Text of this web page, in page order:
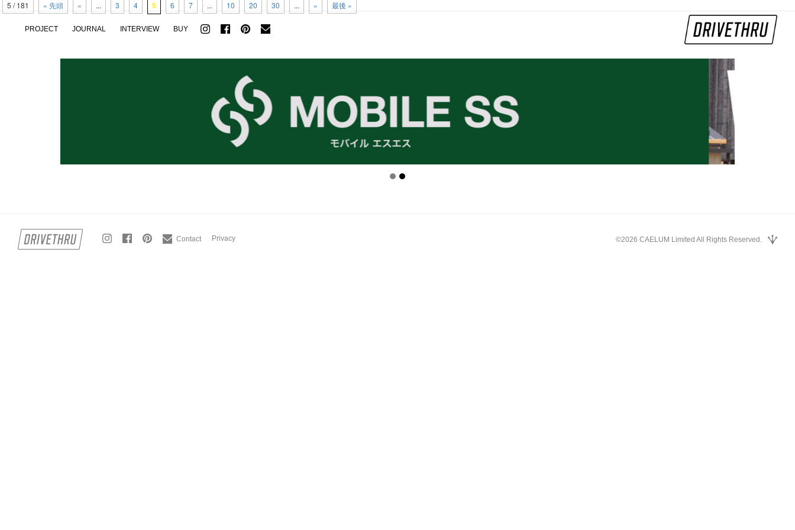
PROJECT JOURNAL INTERVIEW BUY
5 / 181 « 先頭 « ... 3 4 5 6 7 ... 10 20 30 ... » 最後 »
Contact Privacy ©2026 CAELUM Limited All Rights Reserved.